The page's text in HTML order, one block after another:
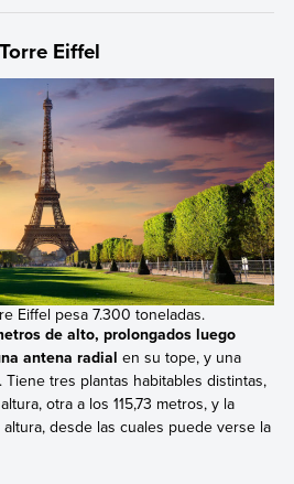
Eiffel
Eiffel pesa 7.300 toneladas.
de alto, prolongados luego
antena radial en su tope, y una
tres plantas habitables distintas,
otra a los 115,73 metros, y la
desde las cuales puede verse la